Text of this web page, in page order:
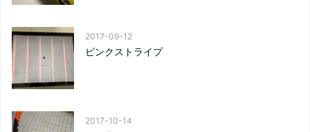
2017-09-12
ピンクストライプ
2017-10-14